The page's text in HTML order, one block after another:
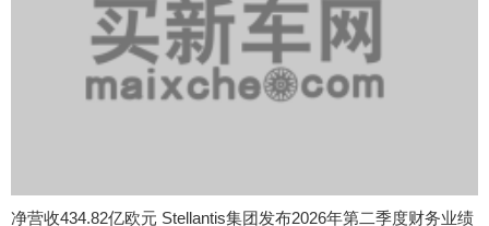
净营收434.82亿欧元 Stellantis集团发布2026年第二季度财务业绩